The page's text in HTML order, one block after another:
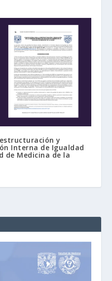
y
Interna de Igualdad
de Medicina de la